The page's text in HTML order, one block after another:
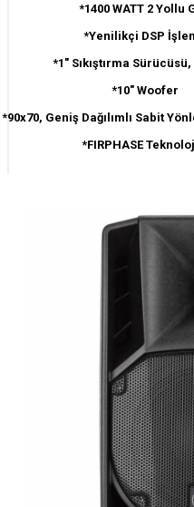
*1400 WATT 2 Yollu
*Yenilikçi DSP
*1" Sıkıştırma Sürücüsü,
*10" Woofer
*90x70, Geniş Dağılımlı Sabit
*FIRPHASE